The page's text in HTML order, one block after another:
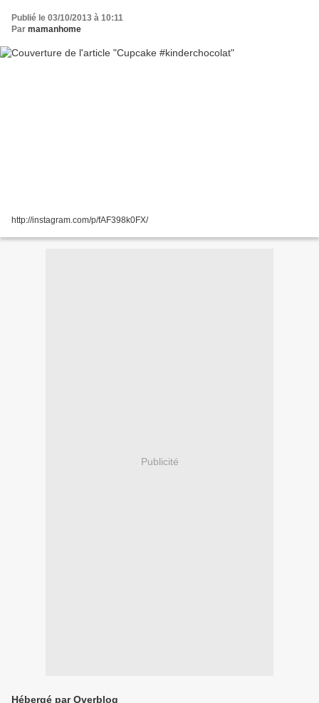
Publié le 03/10/2013 à 10:11
Par mamanhome
http://instagram.com/p/fAF398k0FX/
Publicité
Hébergé par Overblog